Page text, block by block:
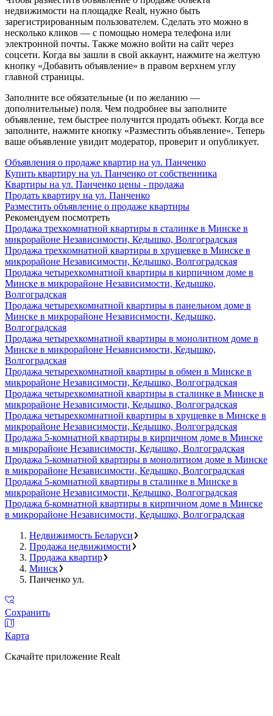
недвижимости на площадке Realt, нужно быть
зарегистрированным пользователем. Сделать это можно в
несколько кликов — с помощью номера телефона или
электронной почты. Также можно войти на сайт через
соцсети. Когда вы зашли в свой аккаунт, нажмите на желтую
кнопку «Добавить объявление» в правом верхнем углу
главной страницы.
Заполните все обязательные (и по желанию —
дополнительные) поля. Чем подробнее вы заполните
объявление, тем быстрее получится продать объект. Когда все
заполните, нажмите кнопку «Разместить объявление». Теперь
ваше объявление увидит модератор, проверит и опубликует.
Объявления о продаже квартир на ул. Панченко
Купить квартиру на ул. Панченко от собственника
Квартиры на ул. Панченко цены - продажа
Продать квартиру на ул. Панченко
Разместить объявление о продаже квартиры
Рекомендуем посмотреть
Продажа трехкомнатной квартиры в сталинке в Минске в
микрорайоне Независимости, Кедышко, Волгоградская
Продажа трехкомнатной квартиры в хрущевке в Минске в
микрорайоне Независимости, Кедышко, Волгоградская
Продажа четырехкомнатной квартиры в кирпичном доме в
Минске в микрорайоне Независимости, Кедышко,
Волгоградская
Продажа четырехкомнатной квартиры в панельном доме в
Минске в микрорайоне Независимости, Кедышко,
Волгоградская
Продажа четырехкомнатной квартиры в монолитном доме в
Минске в микрорайоне Независимости, Кедышко,
Волгоградская
Продажа четырехкомнатной квартиры в обмен в Минске в
микрорайоне Независимости, Кедышко, Волгоградская
Продажа четырехкомнатной квартиры в сталинке в Минске в
микрорайоне Независимости, Кедышко, Волгоградская
Продажа четырехкомнатной квартиры в хрущевке в Минске в
микрорайоне Независимости, Кедышко, Волгоградская
Продажа 5-комнатной квартиры в кирпичном доме в Минске
в микрорайоне Независимости, Кедышко, Волгоградская
Продажа 5-комнатной квартиры в монолитном доме в Минске
в микрорайоне Независимости, Кедышко, Волгоградская
Продажа 5-комнатной квартиры в сталинке в Минске в
микрорайоне Независимости, Кедышко, Волгоградская
Продажа 6-комнатной квартиры в кирпичном доме в Минске
в микрорайоне Независимости, Кедышко, Волгоградская
Недвижимость Беларуси
Продажа недвижимости
Продажа квартир
Минск
Панченко ул.
Сохранить
Карта
Скачайте приложение Realt